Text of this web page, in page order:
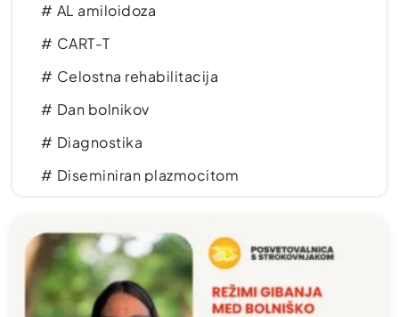
AL amiloidoza
CART-T
Celostna rehabilitacija
Dan bolnikov
Diagnostika
Diseminiran plazmocitom
dogodki
Donacija
Fizioterapija